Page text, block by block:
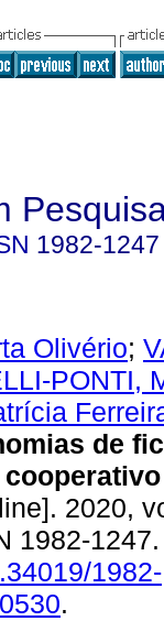
1982-1247
Olivério;
PONTI,
de
2020,
1982-
1982-
.